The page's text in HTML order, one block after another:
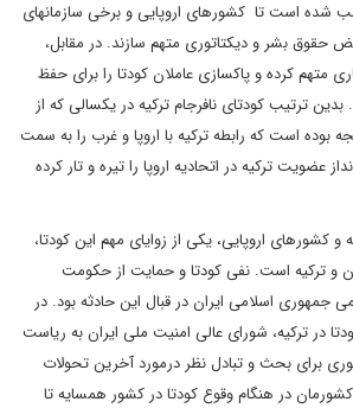
شده است تا کشورهای اروپایی و برخی سازمانهای
حقوق بشر و دیکتاتوری متهم سازند. در مقابل،
متهم کرده و پاکسازی عاملان کودتا را برای حفظ
ترتیب کودتای نافرجام ترکیه در یکسالی که از
بوده است که رابطه ترکیه با اروپا و غرب را به سمت
عضویت ترکیه در اتحادیه اروپا را تیره و تار کرده
و کشورهای اروپایی، یکی از زوایای مهم این کودتا،
و ترکیه است. نفی کودتا و حمایت از حکومت
جمهوری اسلامی ایران در قبال این حادثه بود. در
در ترکیه، شورای عالی امنیت ملی ایران به ریاست
برای بحث و تبادل نظر درمورد آخرین تحولات
در هنگام وقوع کودتا در کشور همسایه تا